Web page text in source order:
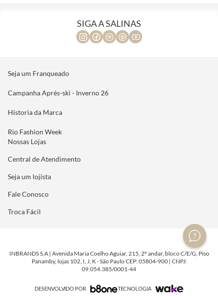
SIGA A SALINAS
Seja um Franqueado
Campanha Aprés-ski - Inverno 26
Historia da Marca
Rio Fashion Week
Nossas Lojas
Central de Atendimento
Seja um lojista
Fale Conosco
Troca Fácil
INBRANDS S.A | Avenida Maria Coelho Aguiar, 215, 2º andar, bloco C/E/G, Piso
Panamby, lojas 102, I, J, K - São Paulo CEP: 05804-900 | CNPJ:
09.054.385/0001-44
DESENVOLVIDO POR TECNOLOGIA